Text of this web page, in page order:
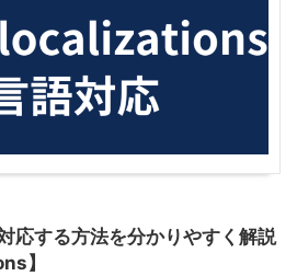
応する方法を分かりやすく解説
】